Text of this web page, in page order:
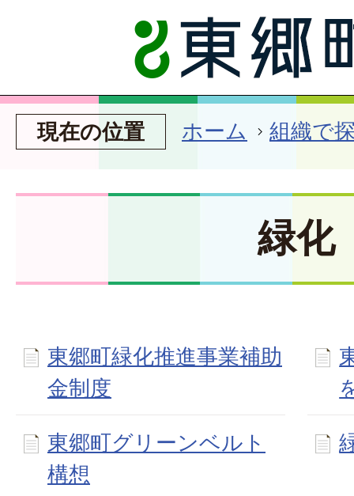
現在の位置 ホーム 組織で
緑化
東郷町緑化推進事業補助
金制度
東郷町グリーンベルト
構想